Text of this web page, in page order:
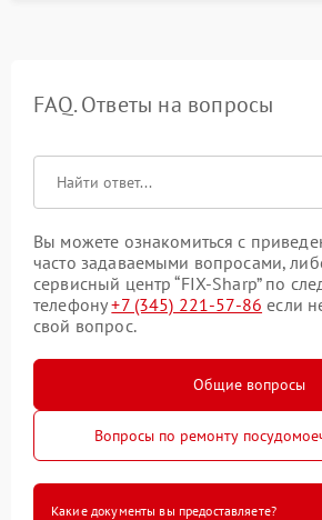
FAQ. Ответы на вопросы
Вы можете ознакомиться с
часто задаваемыми вопросами,
сервисный центр “FIX-Sharp” по
телефону+7 (345) 221-57-86 если
свой вопрос.
Общие вопросы
Вопросы по ремонту
Какие документы вы предоставляете?